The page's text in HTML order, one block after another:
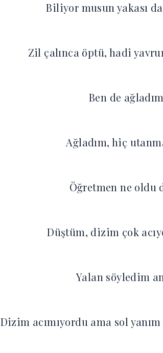
Biliyor musun yakası
Zil çalınca öptü, hadi
Ben de
Ağladım, hiç
Öğretmen ne oldu
Düştüm, dizim çok
Yalan söyledim
Dizim acımıyordu ama sol